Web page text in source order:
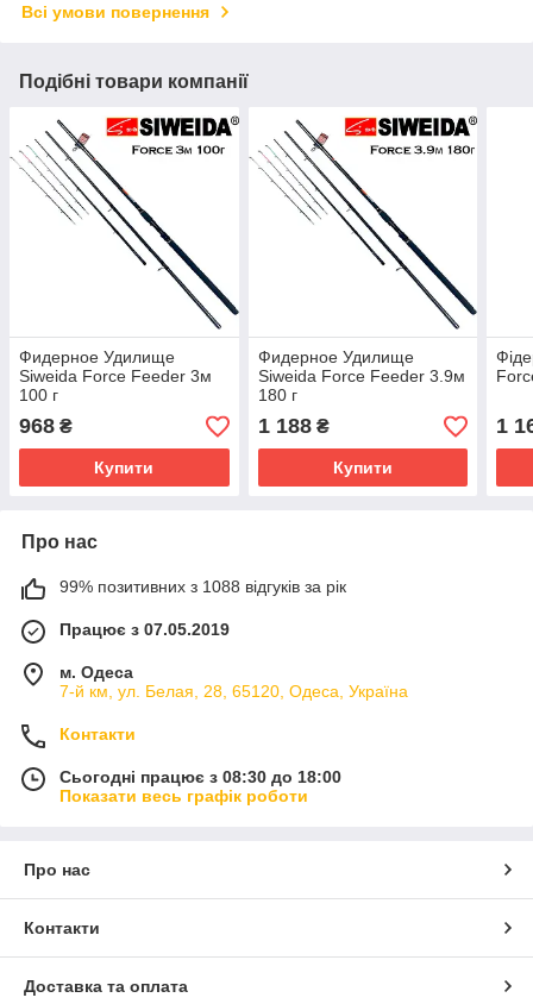
Всі умови повернення
Подібні товари компанії
Фидерное Удилище
Siweida Force Feeder 3м
100 г
968 ₴
Купити
Фидерное Удилище
Siweida Force Feeder 3.9м
180 г
1 188₴
Купити
1
Про нас
99% позитивних з 1088 відгуків за рік
Працює з 07.05.2019
м. Одеса
7-й км, ул. Белая, 28, 65120, Одеса, Україна
Контакти
Сьогодні працює з 08:30 до 18:00
Показати весь графік роботи
Про нас
Контакти
Доставка та оплата